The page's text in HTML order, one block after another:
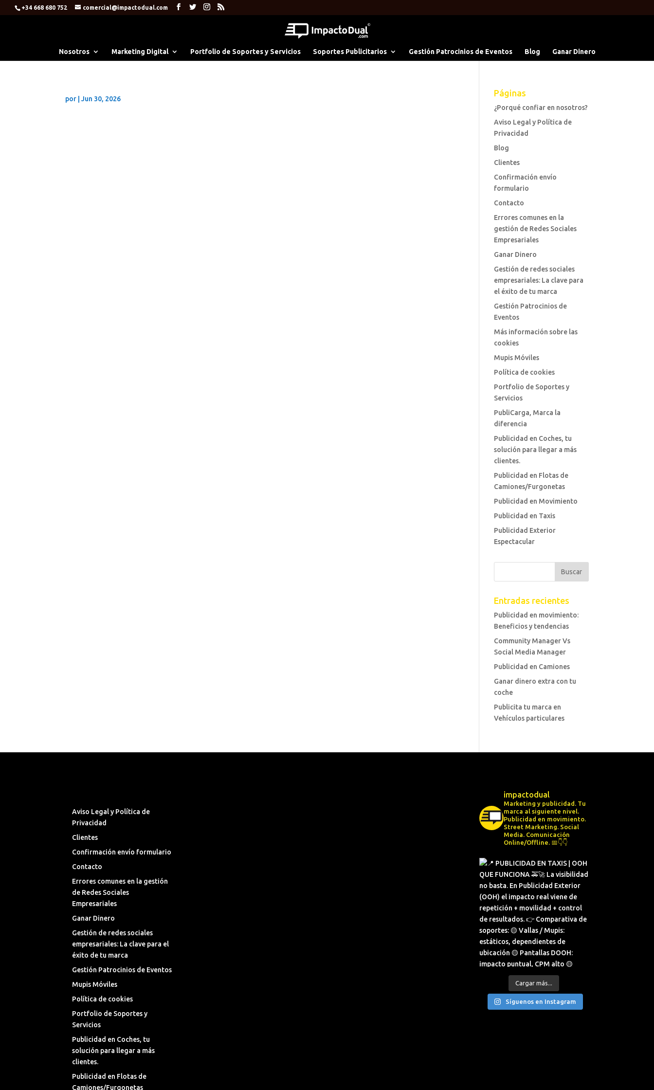
+34 668 680 752 comercial@impactodual.com
Nosotros Marketing Digital Portfolio de Soportes y Servicios Soportes Publicitarios Gestión Patrocinios de Eventos Blog Ganar Dinero
por |Jun 30, 2026
Páginas
¿Porqué confiar en nosotros?
Aviso Legal y Política de
Privacidad
Blog
Clientes
Confirmación envío
formulario
Contacto
Errores comunes en la
gestión de Redes Sociales
Empresariales
Ganar Dinero
Gestión de redes sociales
empresariales: La clave para
el éxito de tu marca
Gestión Patrocinios de
Eventos
Más información sobre las
cookies
Mupis Móviles
Política de cookies
Portfolio de Soportes y
Servicios
PubliCarga, Marca la
diferencia
Publicidad en Coches, tu
solución para llegar a más
clientes.
Publicidad en Flotas de
Camiones/Furgonetas
Publicidad en Movimiento
Publicidad en Taxis
Publicidad Exterior
Espectacular
Entradas recientes
Publicidad en movimiento:
Beneficios y tendencias
Community Manager Vs
Social Media Manager
Publicidad en Camiones
Ganar dinero extra con tu
coche
Publicita tu marca en
Vehículos particulares
Aviso Legal y Política de
Privacidad
Clientes
Confirmación envío formulario
Contacto
Errores comunes en la gestión
de Redes Sociales
Empresariales
Ganar Dinero
Gestión de redes sociales
empresariales: La clave para el
éxito de tu marca
Gestión Patrocinios de Eventos
Mupis Móviles
Política de cookies
Portfolio de Soportes y
Servicios
Publicidad en Coches, tu
solución para llegar a más
clientes.
Publicidad en Flotas de
Camiones/Furgonetas
impactodual
Marketing y publicidad. Tu
marca al siguiente nivel.
Publicidad en movimiento.
Street Marketing. Social
Media. Comunicación
Online/Offline. 📅👇👇
Cargar más...
Síguenos en Instagram